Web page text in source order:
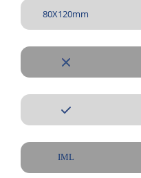
80X120mm
IML